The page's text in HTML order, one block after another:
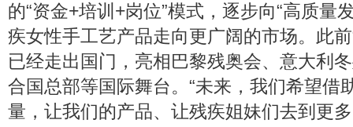
的“资金+培训+岗位”模式，逐步向“高质量
疾女性手工艺产品走向更广阔的市场。此
已经走出国门，亮相巴黎残奥会、意大利
合国总部等国际舞台。“未来，我们希望借
量，让我们的产品、让残疾姐妹们去到更